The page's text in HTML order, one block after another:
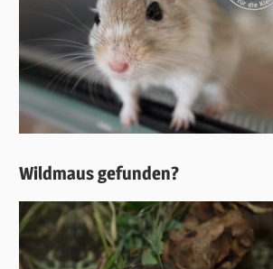
Wildmaus gefunden?